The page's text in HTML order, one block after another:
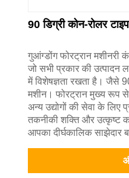
90 डिग्री कोन-रोलर
गुआंग्डोंग फोरट्रान मशीनरी
जो सभी प्रकार की उत्पादन
में विशेषज्ञता रखता है। जैसे
मशीन। फोरट्रान मुख्य रूप से
अन्य उद्योगों की सेवा के लिए
तकनीकी शक्ति और उत्कृष्ट
आपका दीर्घकालिक